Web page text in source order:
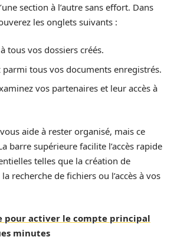
section à l’autre sans effort. Dans
les onglets suivants :
tous vos dossiers créés.
parmi tous vos documents enregistrés.
vos partenaires et leur accès à
aide à rester organisé, mais ce
barre supérieure facilite l’accès rapide
telles que la création de
recherche de fichiers ou l’accès à vos
pour activer le compte principal
minutes